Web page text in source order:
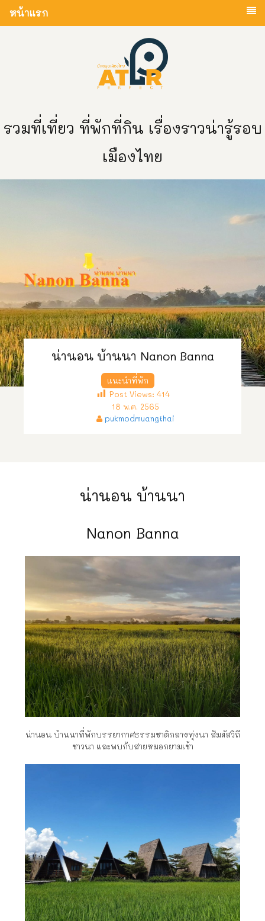
หน้าแรก
รวมที่เที่ยว ที่พักที่กิน เรื่องราวน่ารู้รอบ
เมืองไทย
น่านอน บ้านนา Nanon Banna
แนะนำที่พัก
Post Views: 414
18 พ.ค. 2565
pukmodmuangthai
น่านอน บ้านนา
Nanon Banna
น่านอน บ้านนาที่พักบรรยากาศธรรมชาติกลางทุ่งนา สัมผัสวิถี
ชาวนา และพบกับสายหมอกยามเช้า